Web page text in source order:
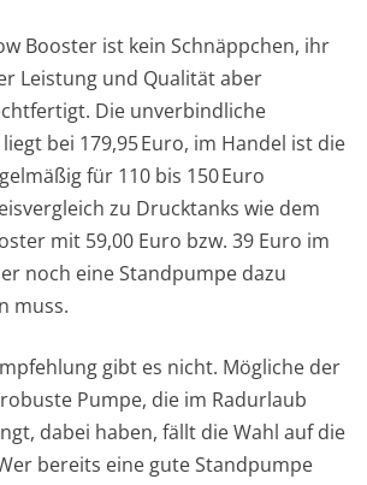
Booster ist kein Schnäppchen, ihr
Leistung und Qualität aber
Die unverbindliche
bei 179,95 Euro, im Handel ist die
für 110 bis 150 Euro
zu Drucktanks wie dem
mit 59,00 Euro bzw. 39 Euro im
noch eine Standpumpe dazu
muss.
gibt es nicht. Mögliche der
Pumpe, die im Radurlaub
dabei haben, fällt die Wahl auf die
bereits eine gute Standpumpe